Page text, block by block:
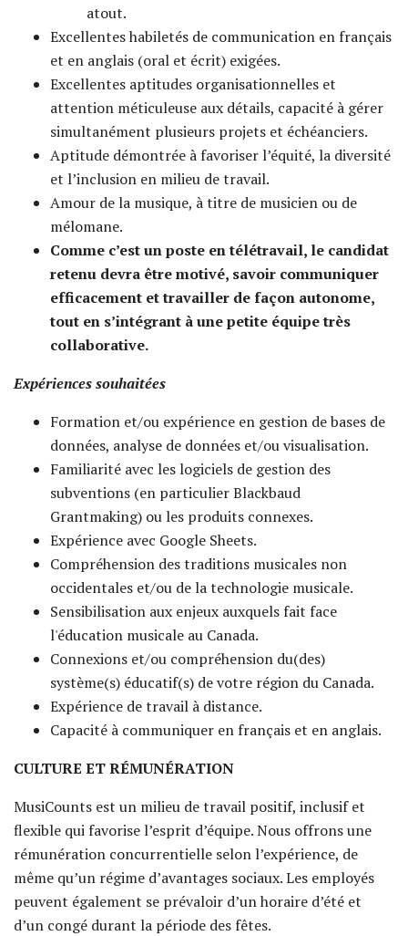
atout.
Excellentes habiletés de communication en français
et en anglais (oral et écrit) exigées.
Excellentes aptitudes organisationnelles et
attention méticuleuse aux détails, capacité à gérer
simultanément plusieurs projets et échéanciers.
Aptitude démontrée à favoriser l’équité, la diversité
et l’inclusion en milieu de travail.
Amour de la musique, à titre de musicien ou de
mélomane.
Comme c’est un poste en télétravail, le candidat
retenu devra être motivé, savoir communiquer
efficacement et travailler de façon autonome,
tout en s’intégrant à une petite équipe très
collaborative.
Expériences souhaitées
Formation et/ou expérience en gestion de bases de
données, analyse de données et/ou visualisation.
Familiarité avec les logiciels de gestion des
subventions (en particulier Blackbaud
Grantmaking) ou les produits connexes.
Expérience avec Google Sheets.
Compréhension des traditions musicales non
occidentales et/ou de la technologie musicale.
Sensibilisation aux enjeux auxquels fait face
l'éducation musicale au Canada.
Connexions et/ou compréhension du(des)
système(s) éducatif(s) de votre région du Canada.
Expérience de travail à distance.
Capacité à communiquer en français et en anglais.
CULTURE ET RÉMUNÉRATION
MusiCounts est un milieu de travail positif, inclusif et
flexible qui favorise l’esprit d’équipe. Nous offrons une
rémunération concurrentielle selon l’expérience, de
même qu’un régime d’avantages sociaux. Les employés
peuvent également se prévaloir d’un horaire d’été et
d’un congé durant la période des fêtes.